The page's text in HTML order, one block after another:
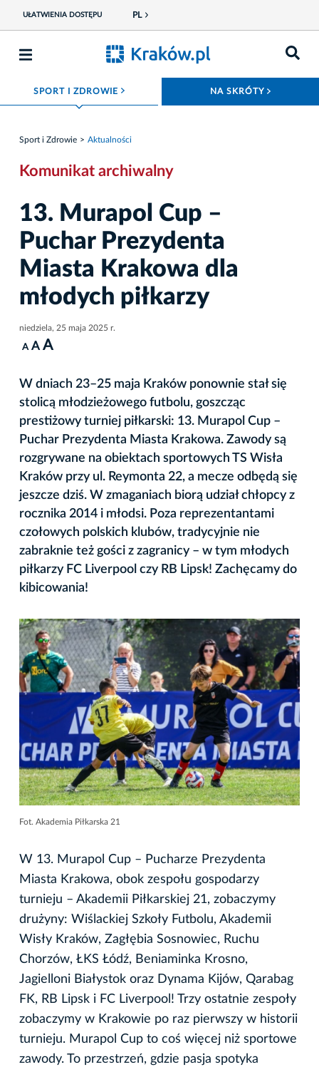
UŁATWIENIA DOSTĘPU PL
SPORT I ZDROWIE ROZWIŃ MENU NA SKRÓTY
Sport i Zdrowie Aktualności
Komunikat archiwalny
13. Murapol Cup –
Puchar Prezydenta
Miasta Krakowa dla
młodych piłkarzy
niedziela, 25 maja 2025 r.
A A A
W dniach 23–25 maja Kraków ponownie stał się
stolicą młodzieżowego futbolu, goszcząc
prestiżowy turniej piłkarski: 13. Murapol Cup –
Puchar Prezydenta Miasta Krakowa. Zawody są
rozgrywane na obiektach sportowych TS Wisła
Kraków przy ul. Reymonta 22, a mecze odbędą się
jeszcze dziś. W zmaganiach biorą udział chłopcy z
rocznika 2014 i młodsi. Poza reprezentantami
czołowych polskich klubów, tradycyjnie nie
zabraknie też gości z zagranicy – w tym młodych
piłkarzy FC Liverpool czy RB Lipsk! Zachęcamy do
kibicowania!
Fot. Akademia Piłkarska 21
W 13. Murapol Cup – Pucharze Prezydenta
Miasta Krakowa, obok zespołu gospodarzy
turnieju – Akademii Piłkarskiej 21, zobaczymy
drużyny: Wiślackiej Szkoły Futbolu, Akademii
Wisły Kraków, Zagłębia Sosnowiec, Ruchu
Chorzów, ŁKS Łódź, Beniaminka Krosno,
Jagielloni Białystok oraz Dynama Kijów, Qarabag
FK, RB Lipsk i FC Liverpool! Trzy ostatnie zespoły
zobaczymy w Krakowie po raz pierwszy w historii
turnieju. Murapol Cup to coś więcej niż sportowe
zawody. To przestrzeń, gdzie pasja spotyka